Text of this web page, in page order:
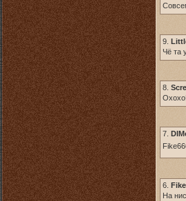
9.
Чё та
8.
7.
6.
На